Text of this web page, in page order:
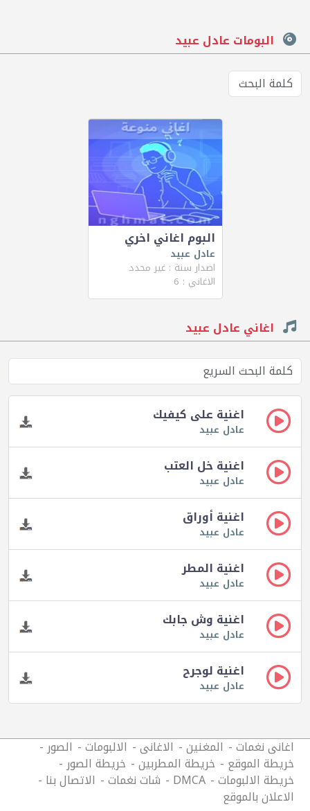
البومات عادل عبيد
البوم اغاني اخري
عادل عبيد
اصدار سنة : غير محدد
الاغاني : 6
اغاني عادل عبيد
اغنية على كيفيك
عادل عبيد
اغنية خل العتب
عادل عبيد
اغنية أوراق
عادل عبيد
اغنية المطر
عادل عبيد
اغنية وش جابك
عادل عبيد
اغنية لوجرح
عادل عبيد
اغانى نغمات المغنين الاغانى الالبومات الصور
خريطة الموقع خريطة المطربين خريطة الصور
خريطة الالبومات DMCA شات نغمات الاتصال بنا
الاعلان بالموقع